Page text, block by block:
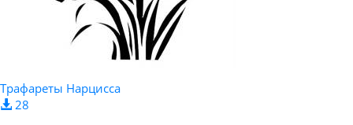
Трафареты Нарцисса
28